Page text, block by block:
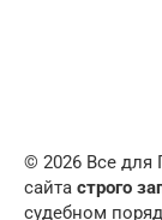
© 2026 Все
сайта строго
судебном